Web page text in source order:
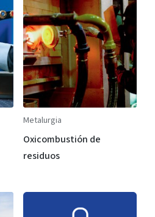
Metalurgia
Oxicombustión de
residuos